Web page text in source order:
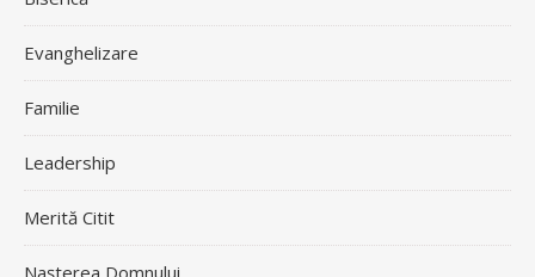
Evanghelizare
Familie
Leadership
Merită Citit
Nașterea Domnului